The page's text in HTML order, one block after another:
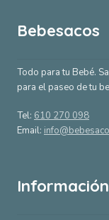
Bebesacos
Todo para tu Bebé.
para el paseo de tu
Tel: 610 270 098
Email:
Información